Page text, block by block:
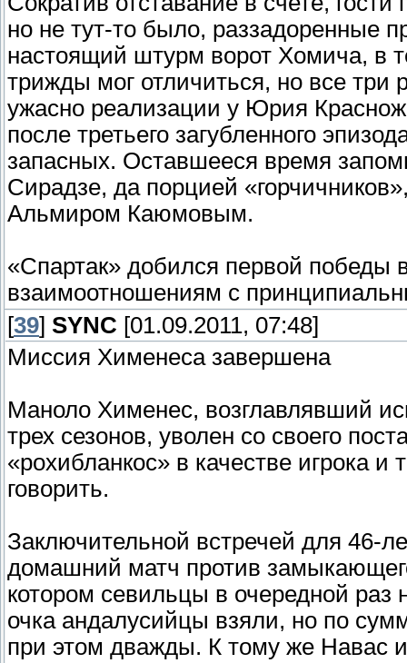
но не тут-то было, раззадоренные
настоящий штурм ворот Хомича, в
трижды мог отличиться, но все три
ужасно реализации у Юрия
после третьего загубленного
запасных. Оставшееся время
Сирадзе, да порцией
Альмиром Каюмовым.
«Спартак» добился первой победы
взаимоотношениям с
[39] SYNC [01.09.2011, 07:48]
Миссия Хименеса завершена
Маноло Хименес, возглавлявший
трех сезонов, уволен со своего
«рохибланкос» в качестве игрока и
говорить.
Заключительной встречей для 46-
домашний матч против
котором севильцы в очередной раз
очка андалусийцы взяли, но по
при этом дважды. К тому же Навас